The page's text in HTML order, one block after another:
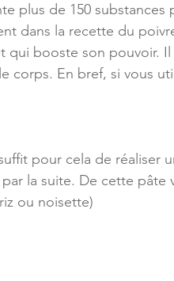
plus de 150
dans la recette du
qui booste son pouvoir.
corps. En bref, si vous
pour cela de réaliser
la suite. De cette pâte
ou noisette)